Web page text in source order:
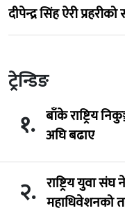
दीपेन्द्र सिंह ऐरी
ट्रेन्डिङ
१. बाँके राष्ट्रिय
अघि बढाए
२. राष्ट्रिय युवा
महाधिवेशनको